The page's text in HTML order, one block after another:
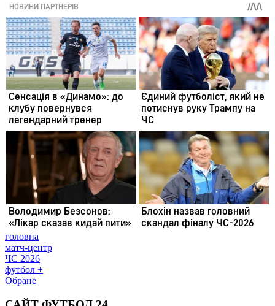
головна
матч-центр
ЧС 2026
футбол +
Обране